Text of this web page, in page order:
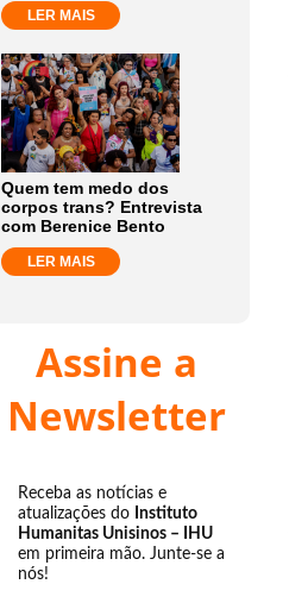
LER MAIS
Quem tem medo dos
corpos trans? Entrevista
com Berenice Bento
LER MAIS
Assine a
Newsletter
Receba as notícias e
atualizações do Instituto
Humanitas Unisinos – IHU
em primeira mão. Junte-se a
nós!